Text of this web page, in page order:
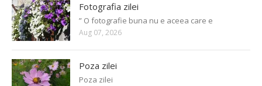
Fotografia zilei
” O fotografie buna nu e aceea care e
Aug 07, 2026
Poza zilei
Poza zilei